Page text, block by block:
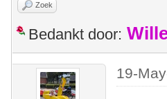
Zoek
Bedankt door:
19-